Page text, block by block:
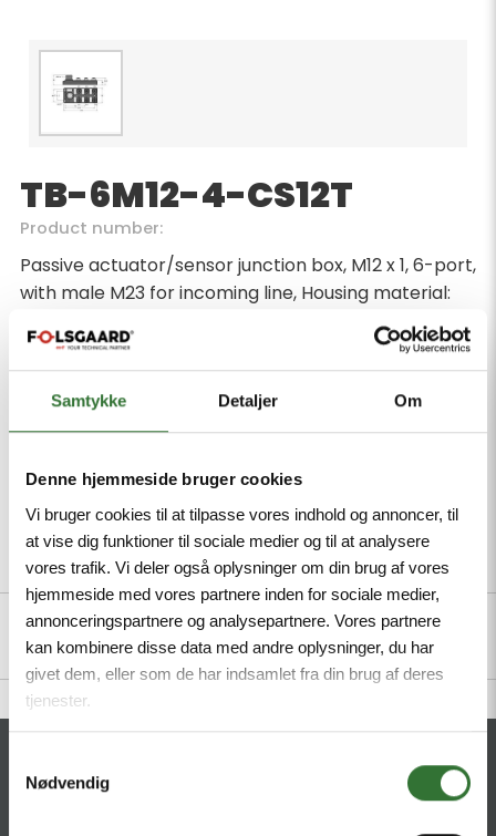
Samtykke Detaljer Om
Denne hjemmeside bruger cookies
Vi bruger cookies til at tilpasse vores indhold og annoncer, til
at vise dig funktioner til sociale medier og til at analysere
vores trafik. Vi deler også oplysninger om din brug af vores
hjemmeside med vores partnere inden for sociale medier,
annonceringspartnere og analysepartnere. Vores partnere
kan kombinere disse data med andre oplysninger, du har
givet dem, eller som de har indsamlet fra din brug af deres
tjenester.
Nødvendig
TB-6M12-4-CS12T
Product number:
Passive actuator/sensor junction box, M12 x 1, 6-port,
with male M23 for incoming line, Housing material:
Nylon, Housing color: black, Protection class IP67,
RoHS-compliant, CE compliant
Minimum order quantity: 1
Description Specifications Files